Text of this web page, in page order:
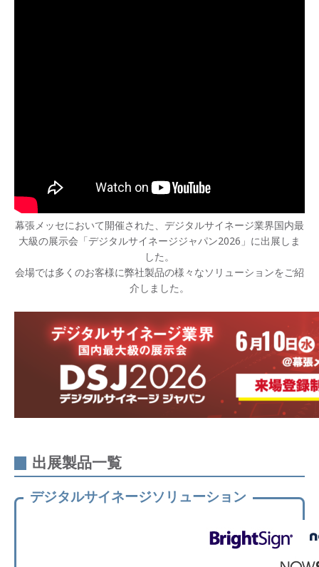
幕張メッセにおいて開催された、デジタルサイネージ業界国内最
大級の展示会「デジタルサイネージジャパン2026」に出展しま
した。
会場では多くのお客様に弊社製品の様々なソリューションをご紹
介しました。
出展製品一覧
デジタルサイネージソリューション